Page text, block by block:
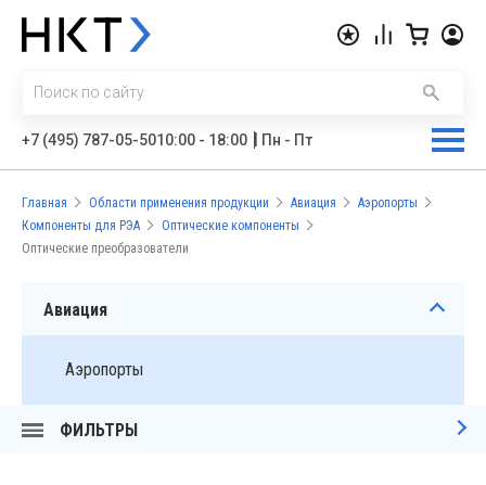
+7 (495) 787-05-5010:00 - 18:00 Пн - Пт
Главная Области применения продукции Авиация
Аэропорты
Компоненты для РЭА
Оптические компоненты
Оптические преобразователи
Авиация
Аэропорты
ФИЛЬТРЫ